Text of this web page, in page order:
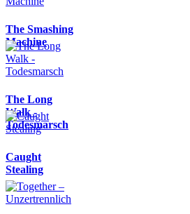
The Smashing
Machine
The Long
Walk -
Todesmarsch
Caught
Stealing